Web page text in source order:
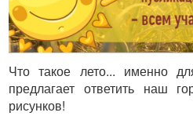
Что такое лето... именно
предлагает ответить наш
рисунков!